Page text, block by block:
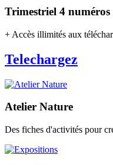
Trimestriel 4 numéros
+ Accès illimités aux
Telechargez
Atelier Nature
Des fiches d'activités pour